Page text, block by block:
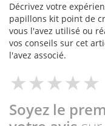
Décrivez votre
papillons kit point de
vous l'avez utilisé ou
vos conseils sur cet
l'avez associé.
Soyez le